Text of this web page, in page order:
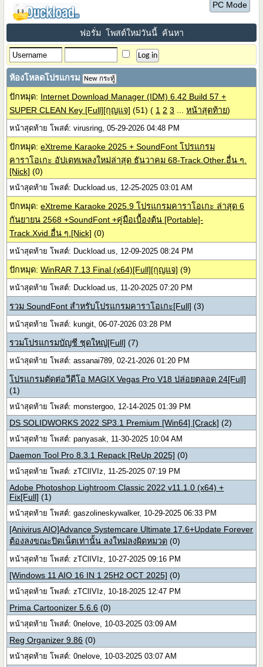
PC Mode
ฟอรั่ม โพสต์ใหม่วันนี้ ค้นหา
ห้องโหลดโปรแกรม New กระทู้
ปักหมุด: Internet Download Manager (IDM) 6.42 Build 57 +
SUPER CLEAN Key [Full][กุญแจ] (51)( 1 2 3 ...หน้าสุดท้าย)
หน้าสุดท้าย โพสต์: virusring, 05-29-2026 04:48 PM
ปักหมุด:eXtreme Karaoke 2025 + SoundFont โปรแกรม
คาราโอเกะ อัปเดทเพลงใหม่ล่าสุด ธันวาคม 68-Track.Other.อื่น ๆ.
[Nick] (0)
หน้าสุดท้าย โพสต์: Duckload.us, 12-25-2025 03:01 AM
ปักหมุด:eXtreme Karaoke 2025.9 โปรแกรมคาราโอเกะ ล่าสุด 6
กันยายน 2568 +SoundFont +คู่มือเบื้องต้น [Portable]-
Track.Xvid.อื่น ๆ.[Nick] (0)
หน้าสุดท้าย โพสต์: Duckload.us, 12-09-2025 08:24 PM
ปักหมุด:WinRAR 7.13 Final (x64)[Full][กุญแจ] (9)
หน้าสุดท้าย โพสต์: Duckload.us, 11-20-2025 07:20 PM
รวม SoundFont สำหรับโปรแกรมคาราโอเกะ[Full] (3)
หน้าสุดท้าย โพสต์: kungit, 06-07-2026 03:28 PM
รวมโปรแกรมบัญชี ชุดใหญ่[Full] (7)
หน้าสุดท้าย โพสต์: assanai789, 02-21-2026 01:20 PM
โปรแกรมตัดต่อวีดีโอ MAGIX Vegas Pro V18 ปล่อยตลอด 24[Full]
(1)
หน้าสุดท้าย โพสต์: monstergoo, 12-14-2025 01:39 PM
DS SOLIDWORKS 2022 SP3.1 Premium [Win64] [Crack] (2)
หน้าสุดท้าย โพสต์: panyasak, 11-30-2025 10:04 AM
Daemon Tool Pro 8.3.1 Repack [ReUp 2025] (0)
หน้าสุดท้าย โพสต์: zTClIVIz, 11-25-2025 07:19 PM
Adobe Photoshop Lightroom Classic 2022 v11.1.0 (x64) +
Fix[Full] (1)
หน้าสุดท้าย โพสต์: gaszolineskywalker, 10-29-2025 06:33 PM
[Anivirus AIO]Advance Systemcare Ultimate 17.6+Update Forever
ต้องลงขณะปิดเน็ตเท่านั้น ลงใหม่ลงผิดหมวด (0)
หน้าสุดท้าย โพสต์: zTClIVIz, 10-27-2025 09:16 PM
[Windows 11 AIO 16 IN 1 25H2 OCT 2025] (0)
หน้าสุดท้าย โพสต์: zTClIVIz, 10-18-2025 12:47 PM
Prima Cartoonizer 5.6.6 (0)
หน้าสุดท้าย โพสต์: 0nelove, 10-03-2025 03:09 AM
Reg Organizer 9.86 (0)
หน้าสุดท้าย โพสต์: 0nelove, 10-03-2025 03:07 AM